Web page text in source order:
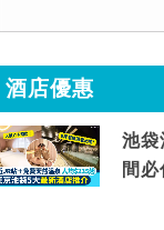
酒店優惠
池袋
間